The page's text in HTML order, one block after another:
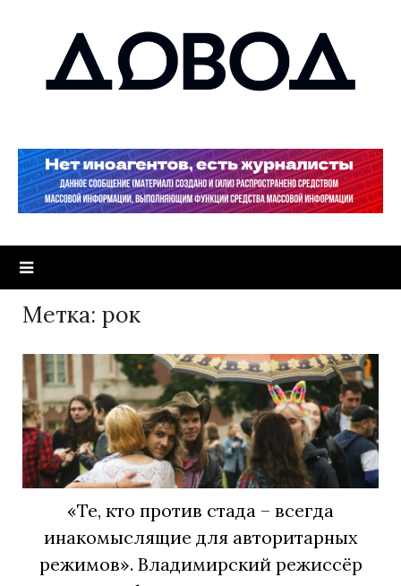
Метка: рок
«Те, кто против стада – всегда
инакомыслящие для авторитарных
режимов». Владимирский режиссёр